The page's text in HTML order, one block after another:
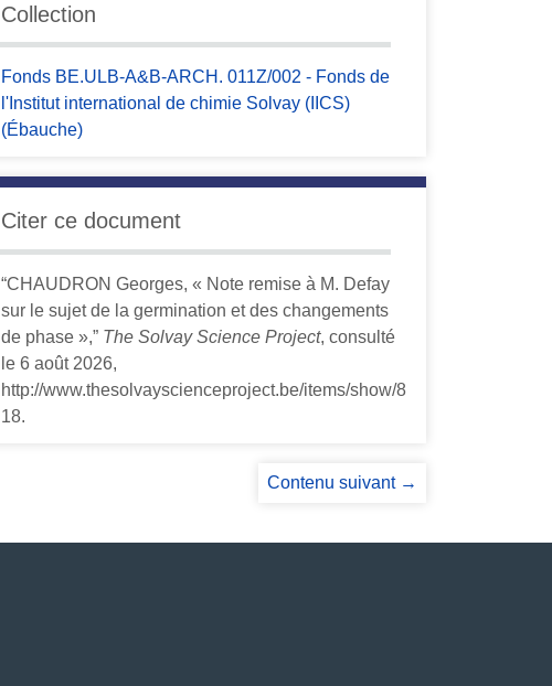
Collection
Fonds BE.ULB-A&B-ARCH. 011Z/002 - Fonds de
l'Institut international de chimie Solvay (IICS)
(Ébauche)
Citer ce document
“CHAUDRON Georges, « Note remise à M. Defay
sur le sujet de la germination et des changements
de phase »,” The Solvay Science Project, consulté
le 6 août 2026,
http://www.thesolvayscienceproject.be/items/show/8
18.
Contenu suivant →